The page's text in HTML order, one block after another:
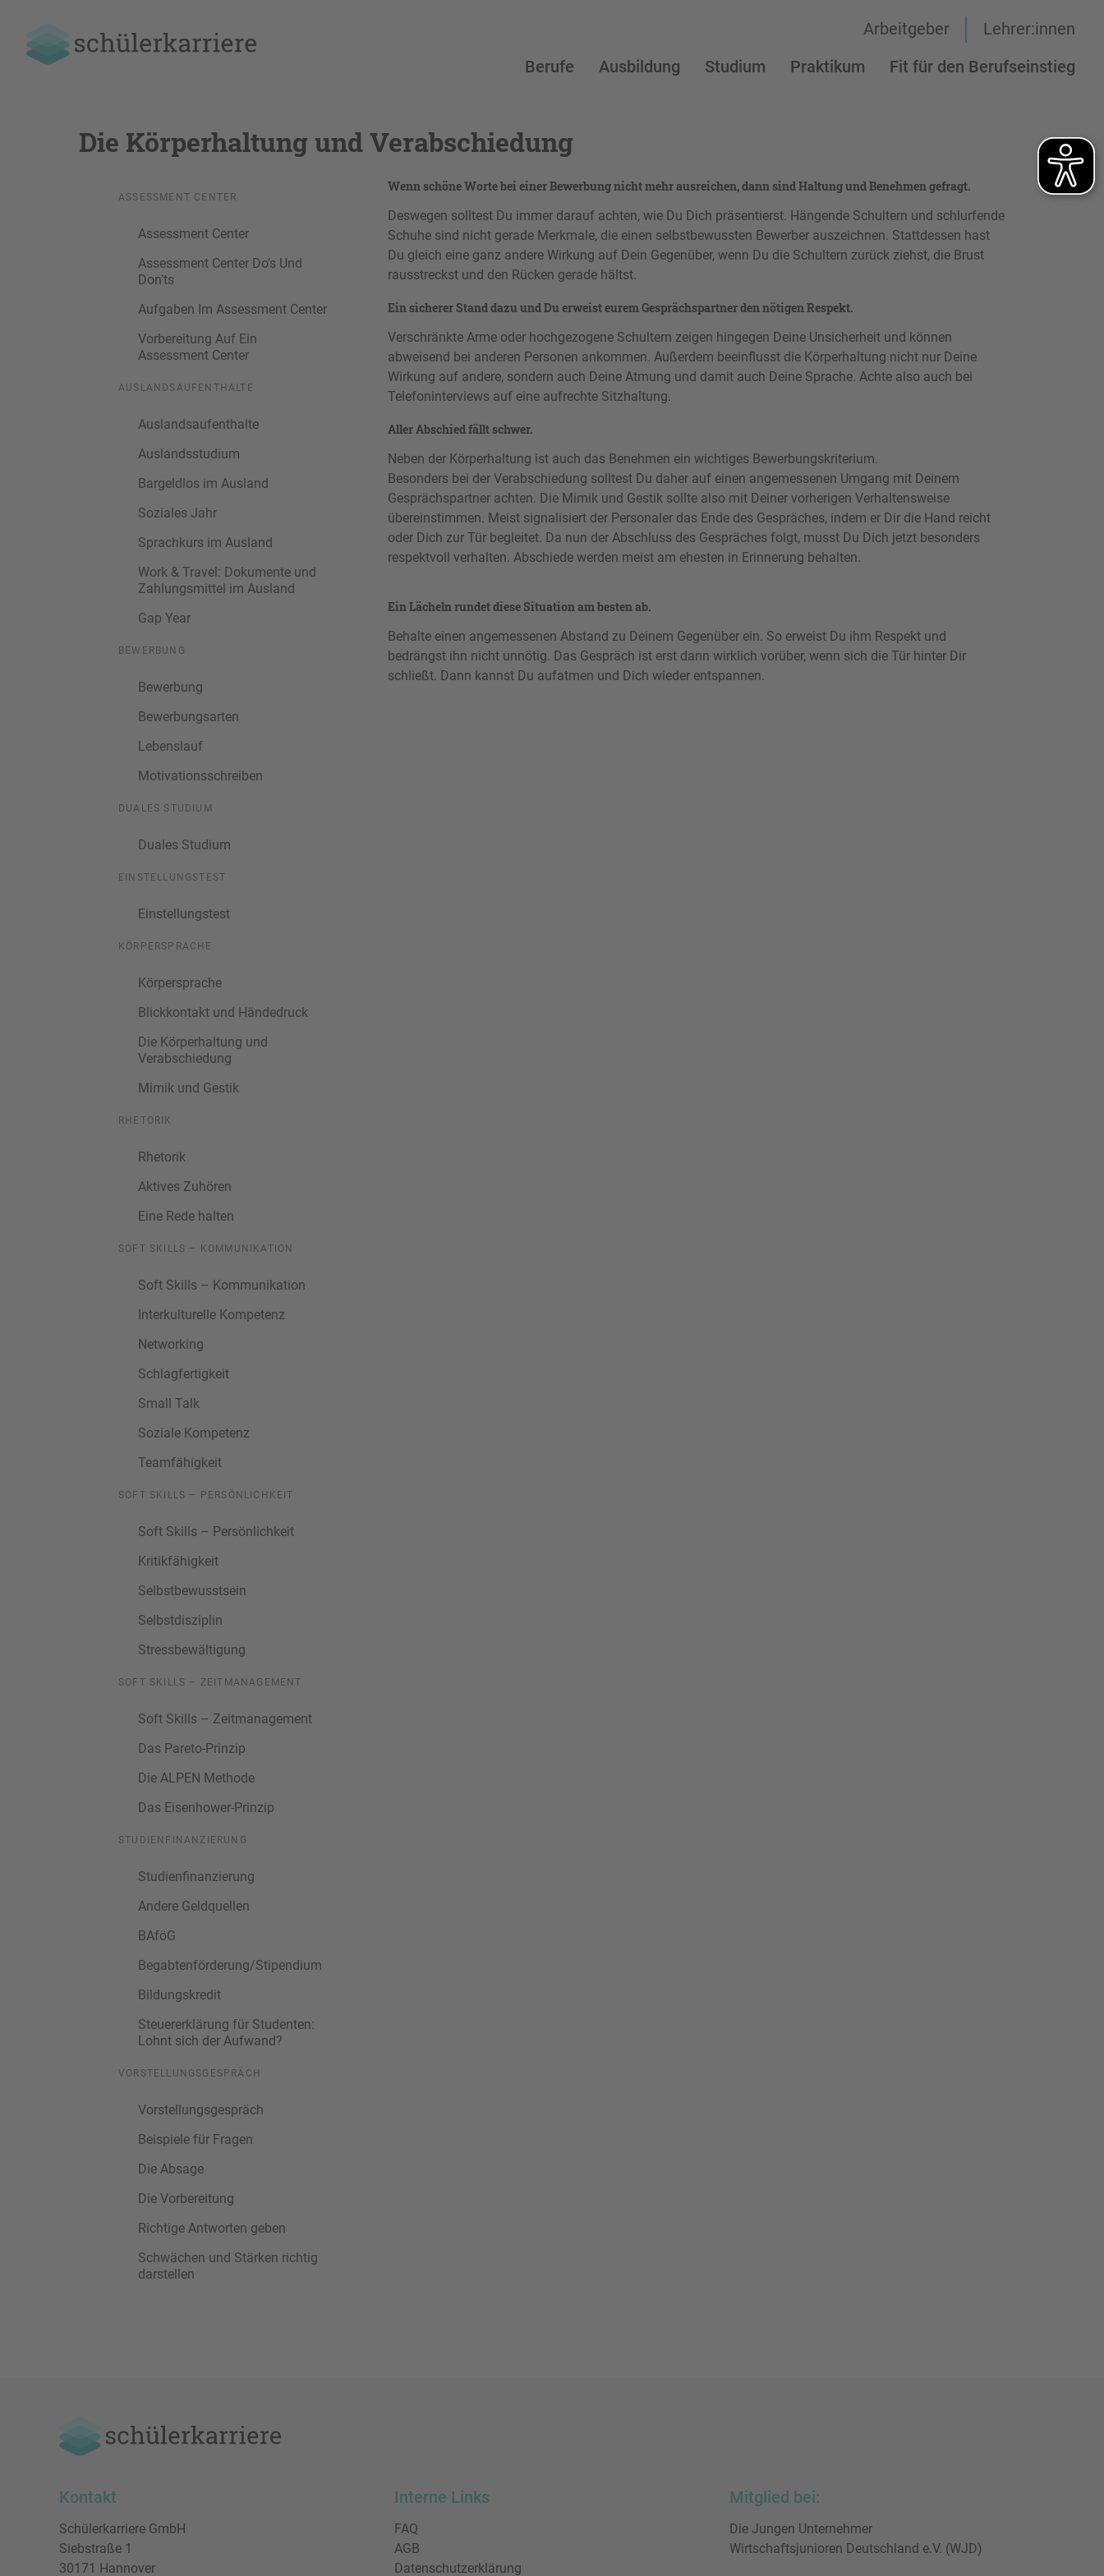
Berufe Ausbildung Studium Praktikum Fit für den Berufseinstieg
Arbeitgeber Lehrer:innen
Die Körperhaltung und Verabschiedung
ASSESSMENT CENTER
Assessment Center
Assessment Center Do’s Und
Don’ts
Aufgaben Im Assessment Center
Vorbereitung Auf Ein
Assessment Center
AUSLANDSAUFENTHALTE
Auslandsaufenthalte
Auslandsstudium
Bargeldlos im Ausland
Soziales Jahr
Sprachkurs im Ausland
Work & Travel: Dokumente und
Zahlungsmittel im Ausland
Gap Year
BEWERBUNG
Bewerbung
Bewerbungsarten
Lebenslauf
Motivationsschreiben
DUALES STUDIUM
Duales Studium
EINSTELLUNGSTEST
Einstellungstest
KÖRPERSPRACHE
Körpersprache
Blickkontakt und Händedruck
Die Körperhaltung und
Verabschiedung
Mimik und Gestik
RHETORIK
Rhetorik
Aktives Zuhören
Eine Rede halten
SOFT SKILLS – KOMMUNIKATION
Soft Skills – Kommunikation
Interkulturelle Kompetenz
Networking
Schlagfertigkeit
Small Talk
Soziale Kompetenz
Teamfähigkeit
SOFT SKILLS – PERSÖNLICHKEIT
Soft Skills – Persönlichkeit
Kritikfähigkeit
Selbstbewusstsein
Selbstdisziplin
Stressbewältigung
SOFT SKILLS – ZEITMANAGEMENT
Soft Skills – Zeitmanagement
Das Pareto-Prinzip
Die ALPEN Methode
Das Eisenhower-Prinzip
STUDIENFINANZIERUNG
Studienfinanzierung
Andere Geldquellen
BAföG
Begabtenförderung/Stipendium
Bildungskredit
Steuererklärung für Studenten:
Lohnt sich der Aufwand?
VORSTELLUNGSGESPRÄCH
Vorstellungsgespräch
Beispiele für Fragen
Die Absage
Die Vorbereitung
Richtige Antworten geben
Schwächen und Stärken richtig
darstellen
Wenn schöne Worte bei einer Bewerbung nicht mehr ausreichen, dann sind Haltung und Benehmen gefragt.
Deswegen solltest Du immer darauf achten, wie Du Dich präsentierst. Hängende Schultern und schlurfende
Schuhe sind nicht gerade Merkmale, die einen selbstbewussten Bewerber auszeichnen. Stattdessen hast
Du gleich eine ganz andere Wirkung auf Dein Gegenüber, wenn Du die Schultern zurück ziehst, die Brust
rausstreckst und den Rücken gerade hältst.
Ein sicherer Stand dazu und Du erweist eurem Gesprächspartner den nötigen Respekt.
Verschränkte Arme oder hochgezogene Schultern zeigen hingegen Deine Unsicherheit und können
abweisend bei anderen Personen ankommen. Außerdem beeinflusst die Körperhaltung nicht nur Deine
Wirkung auf andere, sondern auch Deine Atmung und damit auch Deine Sprache. Achte also auch bei
Telefoninterviews auf eine aufrechte Sitzhaltung.
Aller Abschied fällt schwer.
Neben der Körperhaltung ist auch das Benehmen ein wichtiges Bewerbungskriterium.
Besonders bei der Verabschiedung solltest Du daher auf einen angemessenen Umgang mit Deinem
Gesprächspartner achten. Die Mimik und Gestik sollte also mit Deiner vorherigen Verhaltensweise
übereinstimmen. Meist signalisiert der Personaler das Ende des Gespräches, indem er Dir die Hand reicht
oder Dich zur Tür begleitet. Da nun der Abschluss des Gespräches folgt, musst Du Dich jetzt besonders
respektvoll verhalten. Abschiede werden meist am ehesten in Erinnerung behalten.
Ein Lächeln rundet diese Situation am besten ab.
Behalte einen angemessenen Abstand zu Deinem Gegenüber ein. So erweist Du ihm Respekt und
bedrängst ihn nicht unnötig. Das Gespräch ist erst dann wirklich vorüber, wenn sich die Tür hinter Dir
schließt. Dann kannst Du aufatmen und Dich wieder entspannen.
Kontakt
Schülerkarriere GmbH
Siebstraße 1
30171 Hannover
Interne Links
FAQ
AGB
Datenschutzerklärung
Mitglied bei:
Die Jungen Unternehmer
Wirtschaftsjunioren Deutschland e.V. (WJD)